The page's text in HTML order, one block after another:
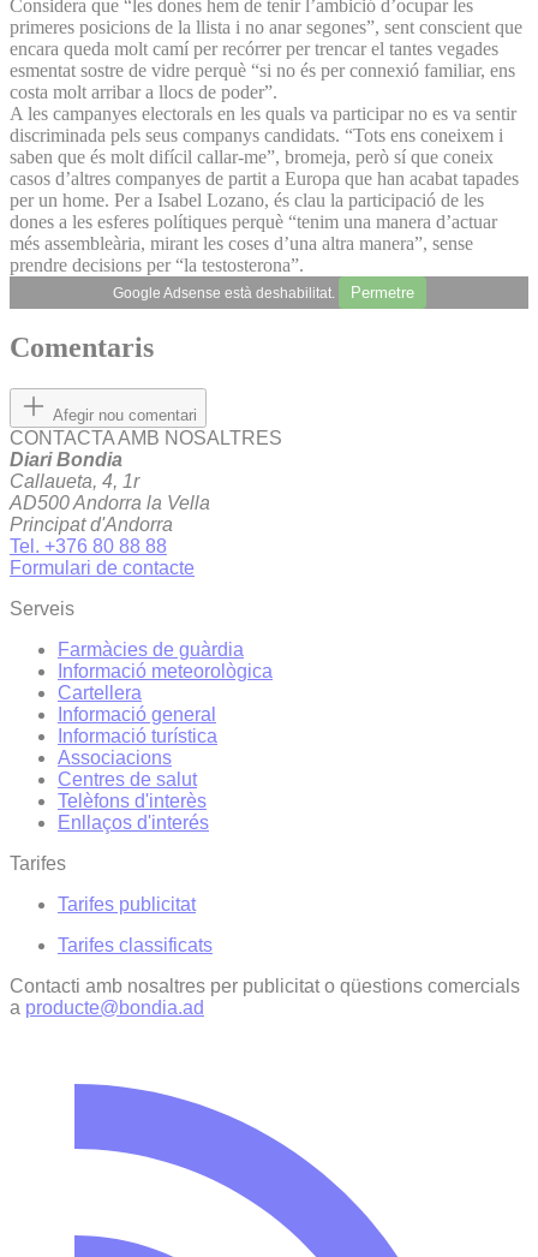
Considera que “les dones hem de tenir l’ambició d’ocupar les
primeres posicions de la llista i no anar segones”, sent conscient que
encara queda molt camí per recórrer per trencar el tantes vegades
esmentat sostre de vidre perquè “si no és per connexió familiar, ens
costa molt arribar a llocs de poder”.
A les campanyes electorals en les quals va participar no es va sentir
discriminada pels seus companys candidats. “Tots ens coneixem i
saben que és molt difícil callar-me”, bromeja, però sí que coneix
casos d’altres companyes de partit a Europa que han acabat tapades
per un home. Per a Isabel Lozano, és clau la participació de les
dones a les esferes polítiques perquè “tenim una manera d’actuar
més assembleària, mirant les coses d’una altra manera”, sense
prendre decisions per “la testosterona”.
Google Adsense està deshabilitat. Permetre
Comentaris
Afegir nou comentari
CONTACTA AMB NOSALTRES
Diari Bondia
Callaueta, 4, 1r
AD500 Andorra la Vella
Principat d'Andorra
Tel. +376 80 88 88
Formulari de contacte
Serveis
Farmàcies de guàrdia
Informació meteorològica
Cartellera
Informació general
Informació turística
Associacions
Centres de salut
Telèfons d'interès
Enllaços d'interés
Tarifes
Tarifes publicitat
Tarifes classificats
Contacti amb nosaltres per publicitat o qüestions comercials
a producte@bondia.ad